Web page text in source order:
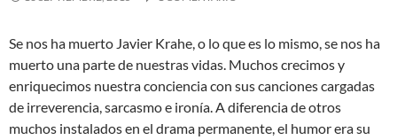
Se nos ha muerto Javier Krahe, o lo que es lo mismo, se nos ha
muerto una parte de nuestras vidas. Muchos crecimos y
enriquecimos nuestra conciencia con sus canciones cargadas
de irreverencia, sarcasmo e ironía. A diferencia de otros
muchos instalados en el drama permanente, el humor era su